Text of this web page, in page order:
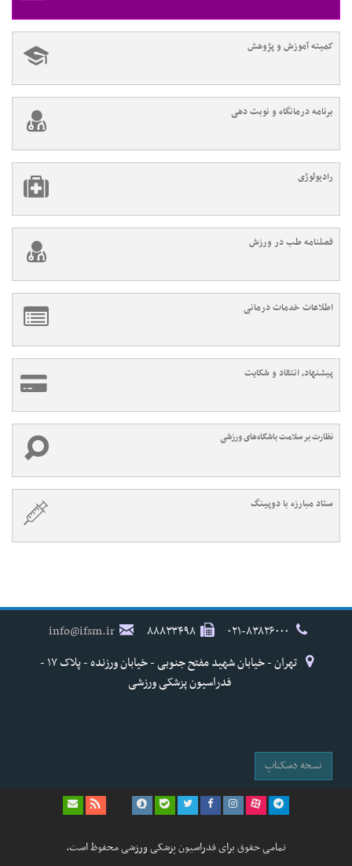
کمیته آموزش و پژوهش
برنامه درمانگاه و نوبت دهی
رادیولوژی
فصلنامه طب در ورزش
اطلاعات خدمات درمانی
پیشنهاد، انتقاد و شکایت
نظارت بر سلامت باشگاه‌های ورزشی
ستاد مبارزه با دوپینگ
۸۸۸۳۳۴۹۸
info@ifsm.ir
تهران - خیابان شهید مفتح جنوبی - خیابان ورزنده - پلاک ۱۷ -
فدراسیون پزشکی ورزشی
نسخه دسکتاپ
تمامی حقوق برای فدراسیون پزشکی ورزشی محفوظ است.